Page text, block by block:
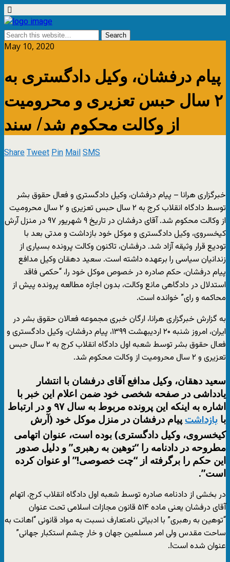
May 10, 2020
پیام درفشان، وکیل دادگستری به
۲ سال حبس تعزیری و محرومیت
از وکالت محکوم شد/ سند
ShareTweetPinMailSMS
خبرگزاری هرانا – پیام درفشان، وکیل دادگستری و فعال حقوق بشر
توسط دادگاه انقلاب کرج به ۲ سال حبس تعزیری و ۲ سال محرومیت
از وکالت محکوم شد. آقای درفشان در تاریخ ۹ شهریور ۹۷ در منزل آرش
کیخسروی، وکیل دادگستری و موکل خود بازداشت و مدتی بعد با
تودیع قرار وثیقه آزاد شد. درفشان، تاکنون وکالت پرونده بسیاری از
زندانیان سیاسی را برعهده داشته است. سعید دهقان وکیل مدافع
پیام درفشان، حکم صادره در خصوص موکل خود را، “حکمی فاقد
استدلال در دادگاهی مانع وکالت، بدون اجازه مطالعه پرونده پیش از
محاکمه و رای” خوانده است.
به گزارش خبرگزاری هرانا، ارگان خبری مجموعه فعالان حقوق بشر در
ایران، امروز شنبه ۲۰ اردیبهشت ۱۳۹۹، پیام درفشان، وکیل دادگستری و
فعال حقوق بشر توسط شعبه اول دادگاه انقلاب کرج به ۲ سال حبس
تعزیری و ۲ سال محرومیت از وکالت محکوم شد.
سعید دهقان، وکیل مدافع آقای درفشان با انتشار
یادداشی در صفحه شخصی خود ضمن اعلام این خبر با
اشاره به اینکه این پرونده مربوط به سال ۹۷ و در ارتباط
با بازداشت پیام درفشان در منزل موکل خود (آرش
کیخسروی، وکیل دادگستری) بوده است، عنوان اتهامی
مطروحه در دادنامه را “توهین به رهبری” و دلیل صدور
این حکم را برگرفته از “چت خصوصی!” او عنوان کرده
است”.
در بخشی از دادنامه صادره توسط شعبه اول دادگاه انقلاب کرج، اتهام
آقای درفشان یعنی ماده ۵۱۴ قانون مجازات اسلامی تحت عنوان
“توهین به رهبری” با ادبیاتی نامتعارف نسبت به مواد قانونی “اهانت به
ساحت مقدس ولی امر مسلمین جهان و خار چشم استکبار جهانی”
عنوان شده است!.